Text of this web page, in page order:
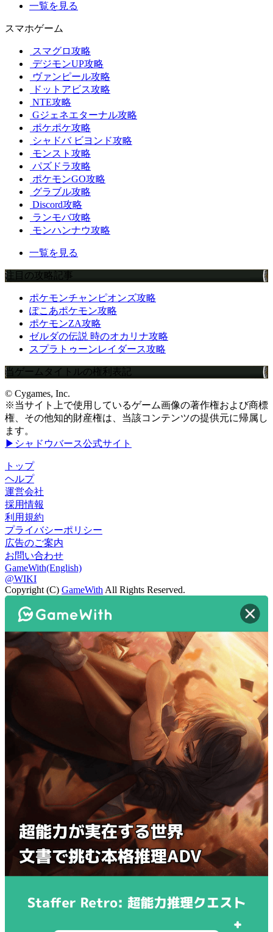
一覧を見る
スマホゲーム
スマグロ攻略
デジモンUP攻略
ヴァンピール攻略
ドットアビス攻略
NTE攻略
Gジェネエターナル攻略
ポケポケ攻略
シャドバ ビヨンド攻略
モンスト攻略
パズドラ攻略
ポケモンGO攻略
グラブル攻略
Discord攻略
ランモバ攻略
モンハンナウ攻略
一覧を見る
注目の攻略記事
ポケモンチャンピオンズ攻略
ぽこあポケモン攻略
ポケモンZA攻略
ゼルダの伝説 時のオカリナ攻略
スプラトゥーンレイダース攻略
当ゲームタイトルの権利表記
© Cygames, Inc.
※当サイト上で使用しているゲーム画像の著作権および商標
権、その他知的財産権は、当該コンテンツの提供元に帰属し
ます。
▶シャドウバース公式サイト
トップ
ヘルプ
運営会社
採用情報
利用規約
プライバシーポリシー
広告のご案内
お問い合わせ
GameWith(English)
@WIKI
Copyright (C) GameWith All Rights Reserved.